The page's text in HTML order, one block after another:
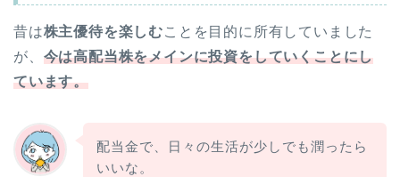
昔は株主優待を楽しむことを目的に所有していました
が、 今は高配当株をメインに投資をしていくことにし
ています。
配当金で、日々の生活が少しでも潤ったら
いいな。